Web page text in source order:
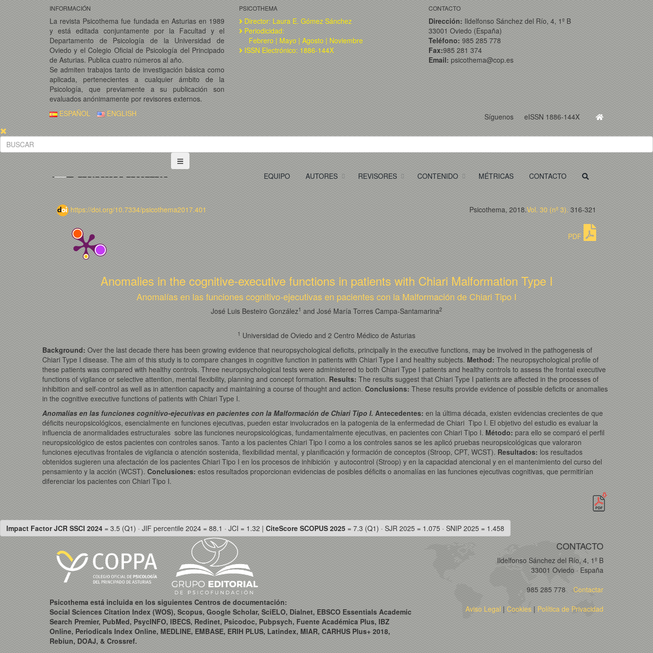
INFORMACIÓN
La revista Psicothema fue fundada en Asturias en 1989
y está editada conjuntamente por la Facultad y el
Departamento de Psicología de la Universidad de
Oviedo y el Colegio Oficial de Psicología del Principado
de Asturias. Publica cuatro números al año.
Se admiten trabajos tanto de investigación básica como
aplicada, pertenecientes a cualquier ámbito de la
Psicología, que previamente a su publicación son
evaluados anónimamente por revisores externos.
PSICOTHEMA
Director: Laura E. Gómez Sánchez
Periodicidad:
Febrero | Mayo | Agosto | Noviembre
ISSN Electrónico: 1886-144X
CONTACTO
Dirección: Ildelfonso Sánchez del Río, 4, 1º B
33001 Oviedo (España)
Teléfono: 985 285 778
Fax:985 281 374
Email: psicothema@cop.es
Síguenos eISSN 1886-144X
ESPAÑOL ENGLISH
EQUIPO AUTORES REVISORES CONTENIDO MÉTRICAS CONTACTO
https://doi.org/10.7334/psicothema2017.401 Psicothema, 2018.Vol. 30 (nº 3). 316-321
PDF
Anomalies in the cognitive-executive functions in patients with Chiari Malformation Type I
Anomalías en las funciones cognitivo-ejecutivas en pacientes con la Malformación de Chiari Tipo I
José Luis Besteiro González1 and José María Torres Campa-Santamarina2
1 Universidad de Oviedo and 2 Centro Médico de Asturias
Background: Over the last decade there has been growing evidence that neuropsychological deficits, principally in the executive functions, may be involved in the pathogenesis of
Chiari Type I disease. The aim of this study is to compare changes in cognitive function in patients with Chiari Type I and healthy subjects. Method: The neuropsychological profile of
these patients was compared with healthy controls. Three neuropsychological tests were administered to both Chiari Type I patients and healthy controls to assess the frontal executive
functions of vigilance or selective attention, mental flexibility, planning and concept formation. Results: The results suggest that Chiari Type I patients are affected in the processes of
inhibition and self-control as well as in attention capacity and maintaining a course of thought and action. Conclusions: These results provide evidence of possible deficits or anomalies
in the cognitive executive functions of patients with Chiari Type I.
Anomalías en las funciones cognitivo-ejecutivas en pacientes con la Malformación de Chiari Tipo I. Antecedentes: en la última década, existen evidencias crecientes de que
déficits neuropsicológicos, esencialmente en funciones ejecutivas, pueden estar involucrados en la patogenia de la enfermedad de Chiari Tipo I. El objetivo del estudio es evaluar la
influencia de anormalidades estructurales sobre las funciones neuropsicológicas, fundamentalmente ejecutivas, en pacientes con Chiari Tipo I. Método: para ello se comparó el perfil
neuropsicológico de estos pacientes con controles sanos. Tanto a los pacientes Chiari Tipo I como a los controles sanos se les aplicó pruebas neuropsicológicas que valoraron
funciones ejecutivas frontales de vigilancia o atención sostenida, flexibilidad mental, y planificación y formación de conceptos (Stroop, CPT, WCST). Resultados: los resultados
obtenidos sugieren una afectación de los pacientes Chiari Tipo I en los procesos de inhibición y autocontrol (Stroop) y en la capacidad atencional y en el mantenimiento del curso del
pensamiento y la acción (WCST). Conclusiones: estos resultados proporcionan evidencias de posibles déficits o anomalías en las funciones ejecutivas cognitivas, que permitirían
diferenciar los pacientes con Chiari Tipo I.
Impact Factor JCR SSCI 2024 = 3.5 (Q1) · JIF percentile 2024 = 88.1 · JCI = 1.32 | CiteScore SCOPUS 2025 = 7.3 (Q1) · SJR 2025 = 1.075 · SNIP 2025 = 1.458
Psicothema está incluida en los siguientes Centros de documentación:
Social Sciences Citation Index (WOS), Scopus, Google Scholar, SciELO, Dialnet, EBSCO Essentials Academic
Search Premier, PubMed, PsycINFO, IBECS, Redinet, Psicodoc, Pubpsych, Fuente Académica Plus, IBZ
Online, Periodicals Index Online, MEDLINE, EMBASE, ERIH PLUS, Latindex, MIAR, CARHUS Plus+ 2018,
Rebiun, DOAJ, & Crossref.
CONTACTO
Ildelfonso Sánchez del Río, 4, 1º B
33001 Oviedo · España
985 285 778 Contactar
Aviso Legal | Cookies | Política de Privacidad